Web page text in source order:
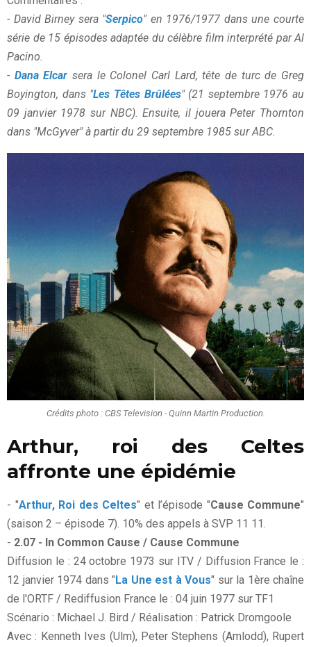
- David Birney sera "Serpico" en 1976/1977 dans une courte
série de 15 épisodes adaptée du célèbre film interprété par Al
Pacino.
- Dana Elcar sera le Colonel Carl Lard, tête de turc de Greg
Boyington, dans "Les Têtes Brûlées" (21 septembre 1976 au
09 janvier 1978 sur NBC). Ensuite, il jouera Peter Thornton
dans "McGyver" à partir du 29 septembre 1985 sur ABC.
Crédits photo : CBS Television - Quinn Martin Production.
Arthur, roi des Celtes
affronte une épidémie
- "Arthur, Roi des Celtes" et l’épisode "Cause Commune"
(saison 2 – épisode 7). 10% des appels à SVP 11 11.
- 2.07 - In Common Cause / Cause Commune
Diffusion le : 24 octobre 1973 sur ITV / Diffusion France le :
12 janvier 1974 dans "La Une est à Vous" sur la 1ère chaîne
de l'ORTF / Rediffusion France le : 04 juin 1977 sur TF1
Scénario : Michael J. Bird / Réalisation : Patrick Dromgoole
Avec : Kenneth Ives (Ulm), Peter Stephens (Amlodd), Rupert